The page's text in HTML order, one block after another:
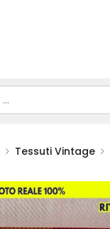
Tessuti Vintage